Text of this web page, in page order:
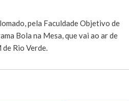
pela Faculdade Objetivo de
Bola na Mesa, que vai ao ar de
de Rio Verde.